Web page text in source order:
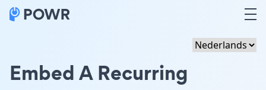
Embed A Recurring